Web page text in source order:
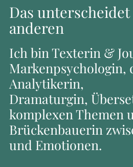
Das
anderen
Ich bin Texterin &
Markenpsychologin,
Analytikerin,
Dramaturgin,
komplexen Themen
Brückenbauerin
und Emotionen.